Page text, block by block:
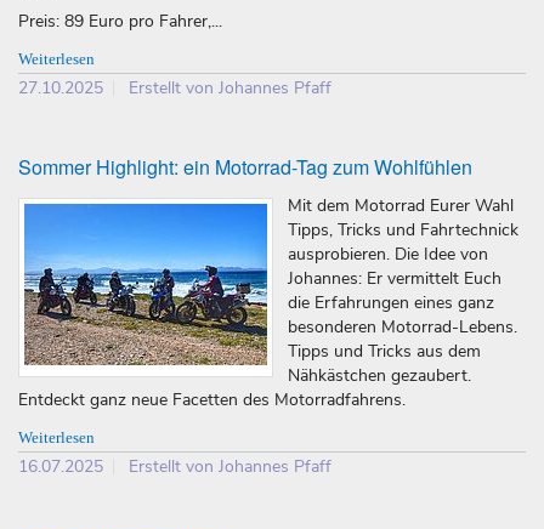
Preis: 89 Euro pro Fahrer,...
Weiterlesen
27.10.2025 Erstellt von Johannes Pfaff
Sommer Highlight: ein Motorrad-Tag zum Wohlfühlen
Mit dem Motorrad Eurer Wahl
Tipps, Tricks und Fahrtechnick
ausprobieren. Die Idee von
Johannes: Er vermittelt Euch
die Erfahrungen eines ganz
besonderen Motorrad-Lebens.
Tipps und Tricks aus dem
Nähkästchen gezaubert.
Entdeckt ganz neue Facetten des Motorradfahrens.
Weiterlesen
16.07.2025 Erstellt von Johannes Pfaff